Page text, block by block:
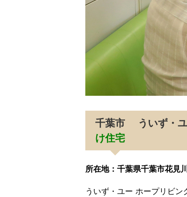
千葉市 ういず・
け住宅
所在地：千葉県千葉市花見
ういず・ユー ホープリビ